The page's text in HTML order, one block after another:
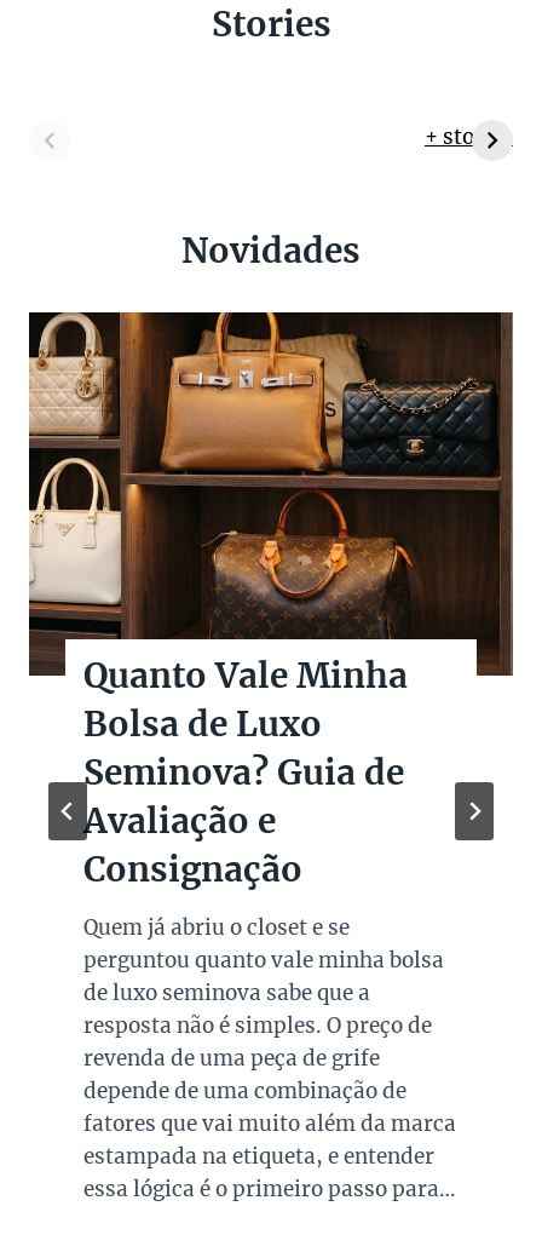
Stories
+ stories
Novidades
Quanto Vale Minha
Bolsa de Luxo
Seminova? Guia de
Avaliação e
Consignação
Quem já abriu o closet e se
perguntou quanto vale minha bolsa
de luxo seminova sabe que a
resposta não é simples. O preço de
revenda de uma peça de grife
depende de uma combinação de
fatores que vai muito além da marca
estampada na etiqueta, e entender
essa lógica é o primeiro passo para…